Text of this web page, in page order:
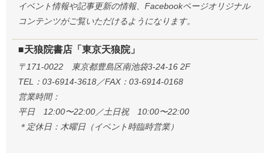
イベント情報や記事更新の情報、Facebookページオリジナル
コンテンツがご覧いただけるようになります。
■天狼院書店「東京天狼院」
〒171-0022 東京都豊島区南池袋3-24-16 2F
TEL：03-6914-3618／FAX：03-6914-0168
営業時間：
平日 12:00〜22:00／土日祝 10:00〜22:00
＊定休日：木曜日（イベント時臨時営業）